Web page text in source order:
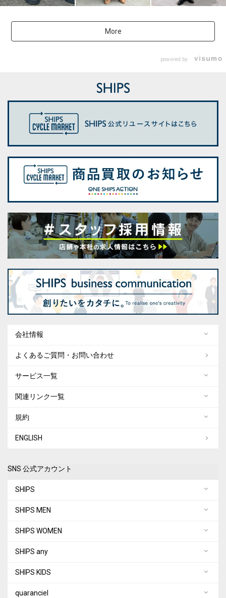
More
powered by
会社情報
よくあるご質問・お問い合わせ
サービス一覧
関連リンク一覧
規約
ENGLISH
SNS 公式アカウント
SHIPS
SHIPS MEN
SHIPS WOMEN
SHIPS any
SHIPS KIDS
quaranciel